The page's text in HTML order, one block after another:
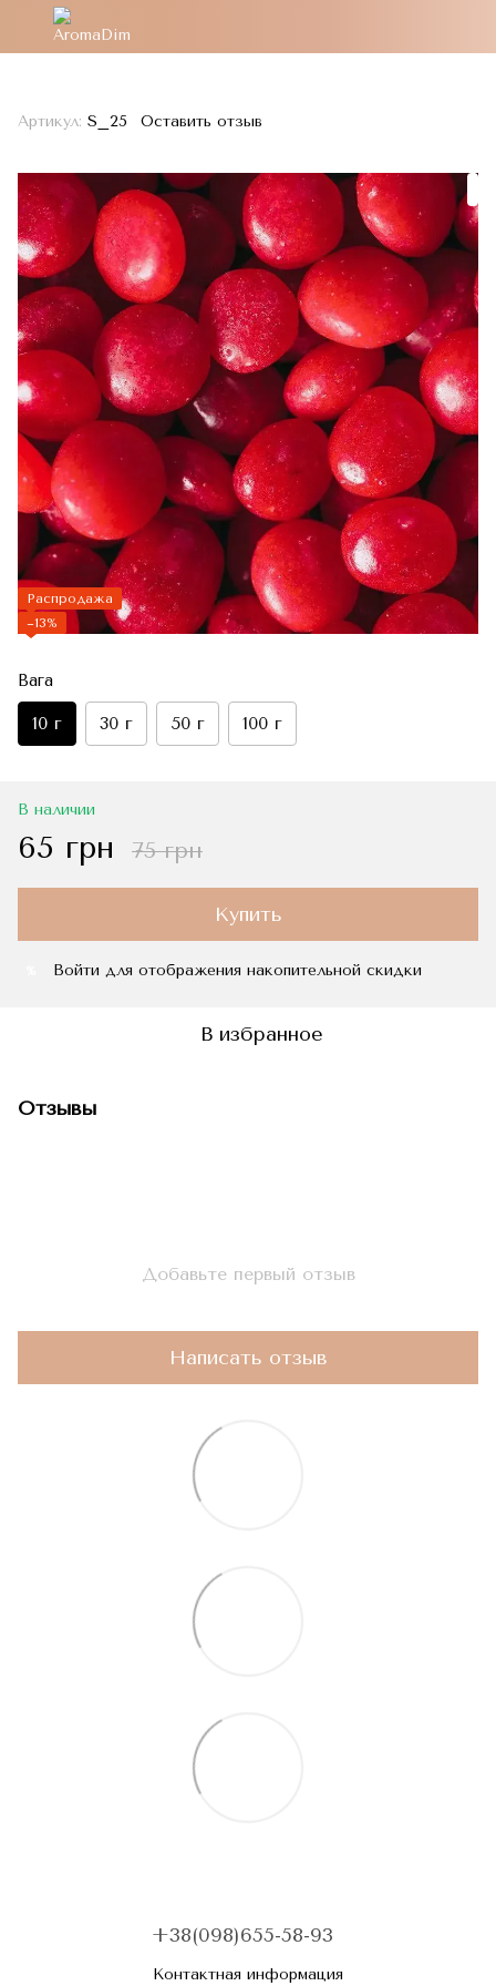
Артикул: S_25 Оставить отзыв
Распродажа
−13%
Вага
10 г 30 г 50 г 100 г
В наличии
65 грн 75 грн
Купить
Войти для отображения накопительной скидки
В избранное
Отзывы
Добавьте первый отзыв
Написать отзыв
+38(098)655-58-93
Контактная информация